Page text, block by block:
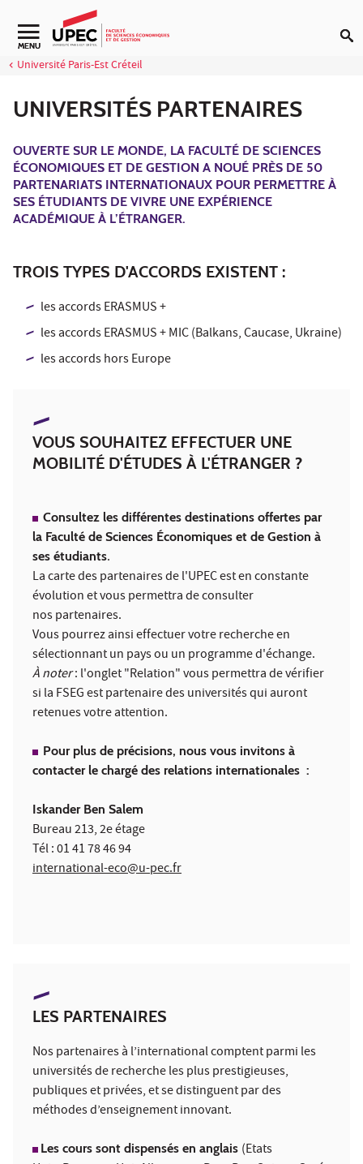
Aller au contenu
Navigation secondaire
MENU
Université Paris-Est Créteil
UNIVERSITÉS PARTENAIRES
OUVERTE SUR LE MONDE, LA FACULTÉ DE SCIENCES
ÉCONOMIQUES ET DE GESTION A NOUÉ PRÈS DE 50
PARTENARIATS INTERNATIONAUX POUR PERMETTRE À
SES ÉTUDIANTS DE VIVRE UNE EXPÉRIENCE
ACADÉMIQUE À L’ÉTRANGER.
TROIS TYPES D'ACCORDS EXISTENT :
les accords ERASMUS +
les accords ERASMUS + MIC (Balkans, Caucase, Ukraine)
les accords hors Europe
VOUS SOUHAITEZ EFFECTUER UNE
MOBILITÉ D'ÉTUDES À L'ÉTRANGER ?
Consultez les différentes destinations offertes par
la Faculté de Sciences Économiques et de Gestion à
ses étudiants.
La carte des partenaires de l'UPEC est en constante
évolution et vous permettra de consulter
nos partenaires.
Vous pourrez ainsi effectuer votre recherche en
sélectionnant un pays ou un programme d'échange.
À noter: l'onglet "Relation" vous permettra de vérifier
si la FSEG est partenaire des universités qui auront
retenues votre attention.
Pour plus de précisions, nous vous invitons à
contacter le chargé des relations internationales :
Iskander Ben Salem
Bureau 213, 2e étage
Tél : 01 41 78 46 94
international-eco@u-pec.fr
LES PARTENAIRES
Nos partenaires à l’international comptent parmi les
universités de recherche les plus prestigieuses,
publiques et privées, et se distinguent par des
méthodes d’enseignement innovant.
Les cours sont dispensés en anglais (Etats